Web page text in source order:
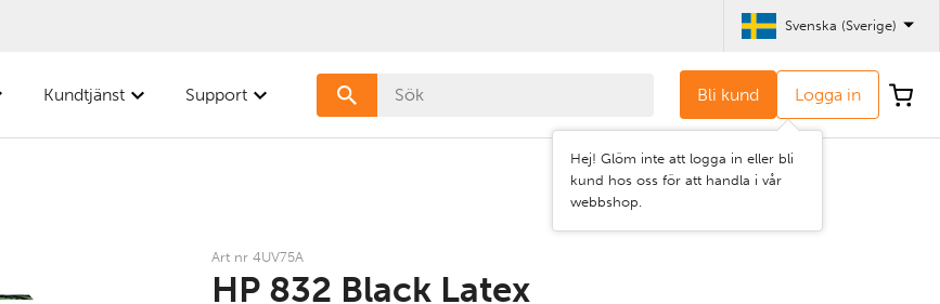
Svenska (Sverige)
Bli kund Logga in
Hej! Glöm inte att logga in eller bli
kund hos oss för att handla i vår
webbshop.
Kundtjänst Support
Art nr 4UV75A
HP 832 Black Latex